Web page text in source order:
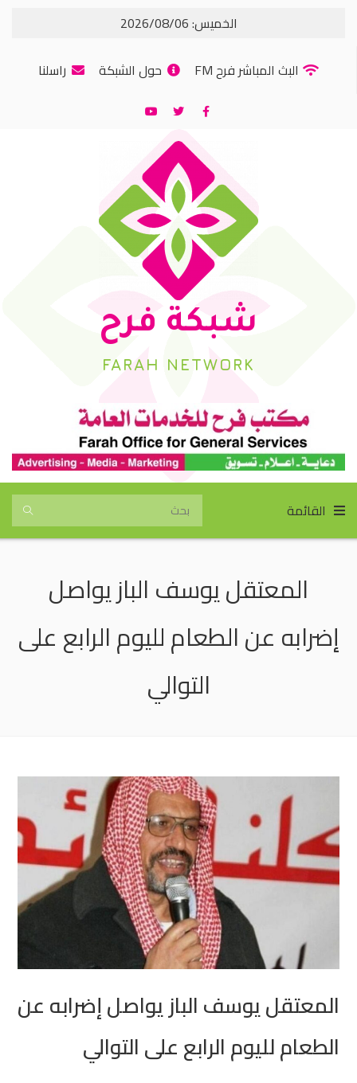
الخميس: 2026/08/06
البث المباشر فرح FM
حول الشبكة راسلنا
شبكة فرح
FARAH NETWORK
القائمة
المعتقل يوسف الباز يواصل
إضرابه عن الطعام لليوم الرابع على
التوالي
المعتقل يوسف الباز يواصل إضرابه عن
الطعام لليوم الرابع على التوالي